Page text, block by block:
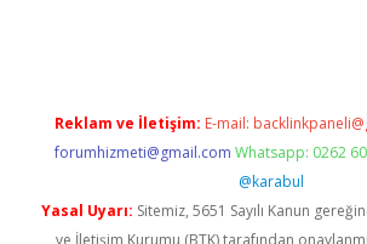
Reklam ve İletişim: E-mail:
forumhizmeti@gmail.com Whatsapp: 0262
@karabul
Yasal Uyarı: Sitemiz, 5651 Sayılı Kanun
ve İletişim Kurumu (BTK) tarafından